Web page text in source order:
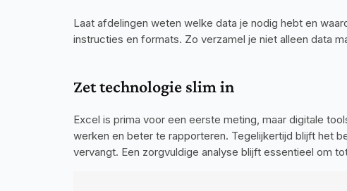
Laat afdelingen weten welke data je nodig hebt en
instructies en formats. Zo verzamel je niet alleen data
Zet technologie slim in
Excel is prima voor een eerste meting, maar digitale
werken en beter te rapporteren. Tegelijkertijd blijft het
vervangt. Een zorgvuldige analyse blijft essentieel om